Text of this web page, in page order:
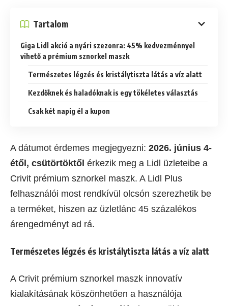
Tartalom
Giga Lidl akció a nyári szezonra: 45% kedvezménnyel
vihető a prémium sznorkel maszk
Természetes légzés és kristálytiszta látás a víz alatt
Kezdőknek és haladóknak is egy tökéletes választás
Csak két napig él a kupon
A dátumot érdemes megjegyezni: 2026. június 4-
étől, csütörtöktől érkezik meg a Lidl üzleteibe a
Crivit prémium sznorkel maszk. A Lidl Plus
felhasználói most rendkívül olcsón szerezhetik be
a terméket, hiszen az üzletlánc 45 százalékos
árengedményt ad rá.
Természetes légzés és kristálytiszta látás a víz alatt
A Crivit prémium sznorkel maszk innovatív
kialakításának köszönhetően a használója